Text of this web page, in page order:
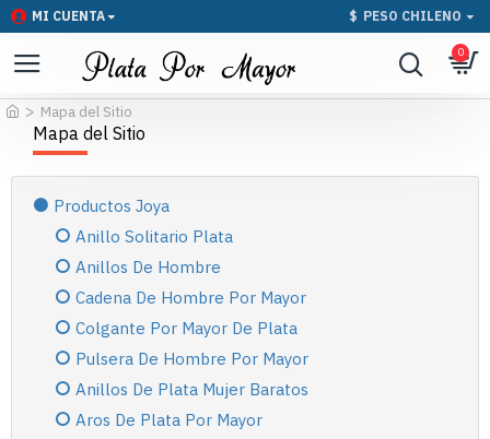
MI CUENTA $ PESO CHILENO
0
Mapa del Sitio
Mapa del Sitio
Productos Joya
Anillo Solitario Plata
Anillos De Hombre
Cadena De Hombre Por Mayor
Colgante Por Mayor De Plata
Pulsera De Hombre Por Mayor
Anillos De Plata Mujer Baratos
Aros De Plata Por Mayor